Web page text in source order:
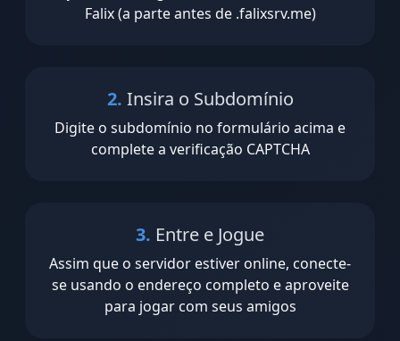
Falix (a parte antes de .falixsrv.me)
2. Insira o Subdomínio
Digite o subdomínio no formulário acima e
complete a verificação CAPTCHA
3. Entre e Jogue
Assim que o servidor estiver online, conecte-
se usando o endereço completo e aproveite
para jogar com seus amigos